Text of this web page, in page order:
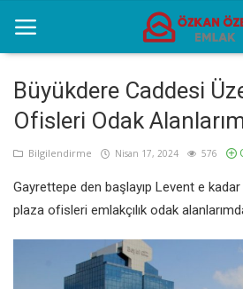
Anasayfa
Genel
Popüler Yerler
Gayrettepe Projeler
Büyükdere Caddesi
Ofisleri Odak
Bilgilendirme Nisan 17, 2024 576
Gayrettepe den başlayıp Levent e
plaza ofisleri emlakçılık odak